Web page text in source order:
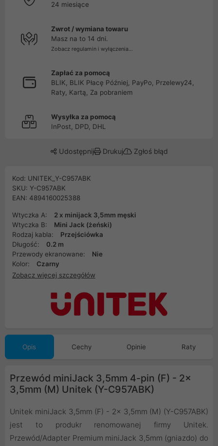
24 miesiące
Zwrot / wymiana towaru
Masz na to 14 dni.
Zobacz regulamin i wyłączenia...
Zapłać za pomocą
BLIK, BLIK Płacę Później, PayPo, Przelewy24,
Raty, Kartą, Za pobraniem
Wysyłka za pomocą
InPost, DPD, DHL
Udostępnij Drukuj Zgłoś błąd
Kod: UNITEK_Y-C957ABK
SKU: Y-C957ABK
EAN: 4894160025388
Wtyczka A:
2 x minijack 3,5mm męski
Wtyczka B:
Mini Jack (żeński)
Rodzaj kabla:
Przejściówka
Długość:
0.2 m
Przewody ekranowane:
Nie
Kolor:
Czarny
Zobacz więcej szczegółów
Opis Cechy Opinie Raty
Przewód miniJack 3,5mm 4-pin (F) - 2x
3,5mm (M) Unitek (Y-C957ABK)
Unitek miniJack 3,5mm (F) - 2x 3,5mm (M) (Y-C957ABK)
jest to produkr renomowanej firmy Unitek.
Przewód/Adapter Premium miniJack 3,5mm (gniazdo) do